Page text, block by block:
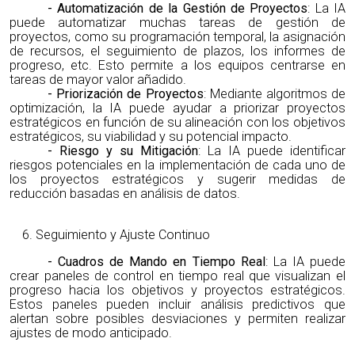
- Automatización de la Gestión de Proyectos: La IA
puede automatizar muchas tareas de gestión de
proyectos, como su programación temporal, la asignación
de recursos, el seguimiento de plazos, los informes de
progreso, etc. Esto permite a los equipos centrarse en
tareas de mayor valor añadido.
- Priorización de Proyectos: Mediante algoritmos de
optimización, la IA puede ayudar a priorizar proyectos
estratégicos en función de su alineación con los objetivos
estratégicos, su viabilidad y su potencial impacto.
- Riesgo y su Mitigación: La IA puede identificar
riesgos potenciales en la implementación de cada uno de
los proyectos estratégicos y sugerir medidas de
reducción basadas en análisis de datos.
Seguimiento y Ajuste Continuo
- Cuadros de Mando en Tiempo Real : La IA puede
crear paneles de control en tiempo real que visualizan el
progreso hacia los objetivos y proyectos estratégicos.
Estos paneles pueden incluir análisis predictivos que
alertan sobre posibles desviaciones y permiten realizar
ajustes de modo anticipado.